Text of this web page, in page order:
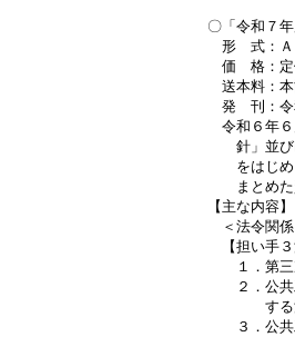
〇「令和７
形　式：
価　格：定
送本料：本
発　刊：令
令和６年６
針」並びに
をはじめと
まとめた
【主な内容】
＜法令関係
【担い手３
１．第三
２．公共
する法
３．公共